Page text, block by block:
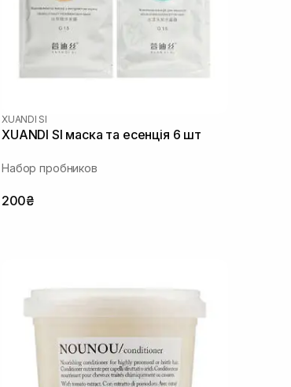
XUANDI SI
XUANDI SI маска та есенція 6 шт
Набор пробников
200₴